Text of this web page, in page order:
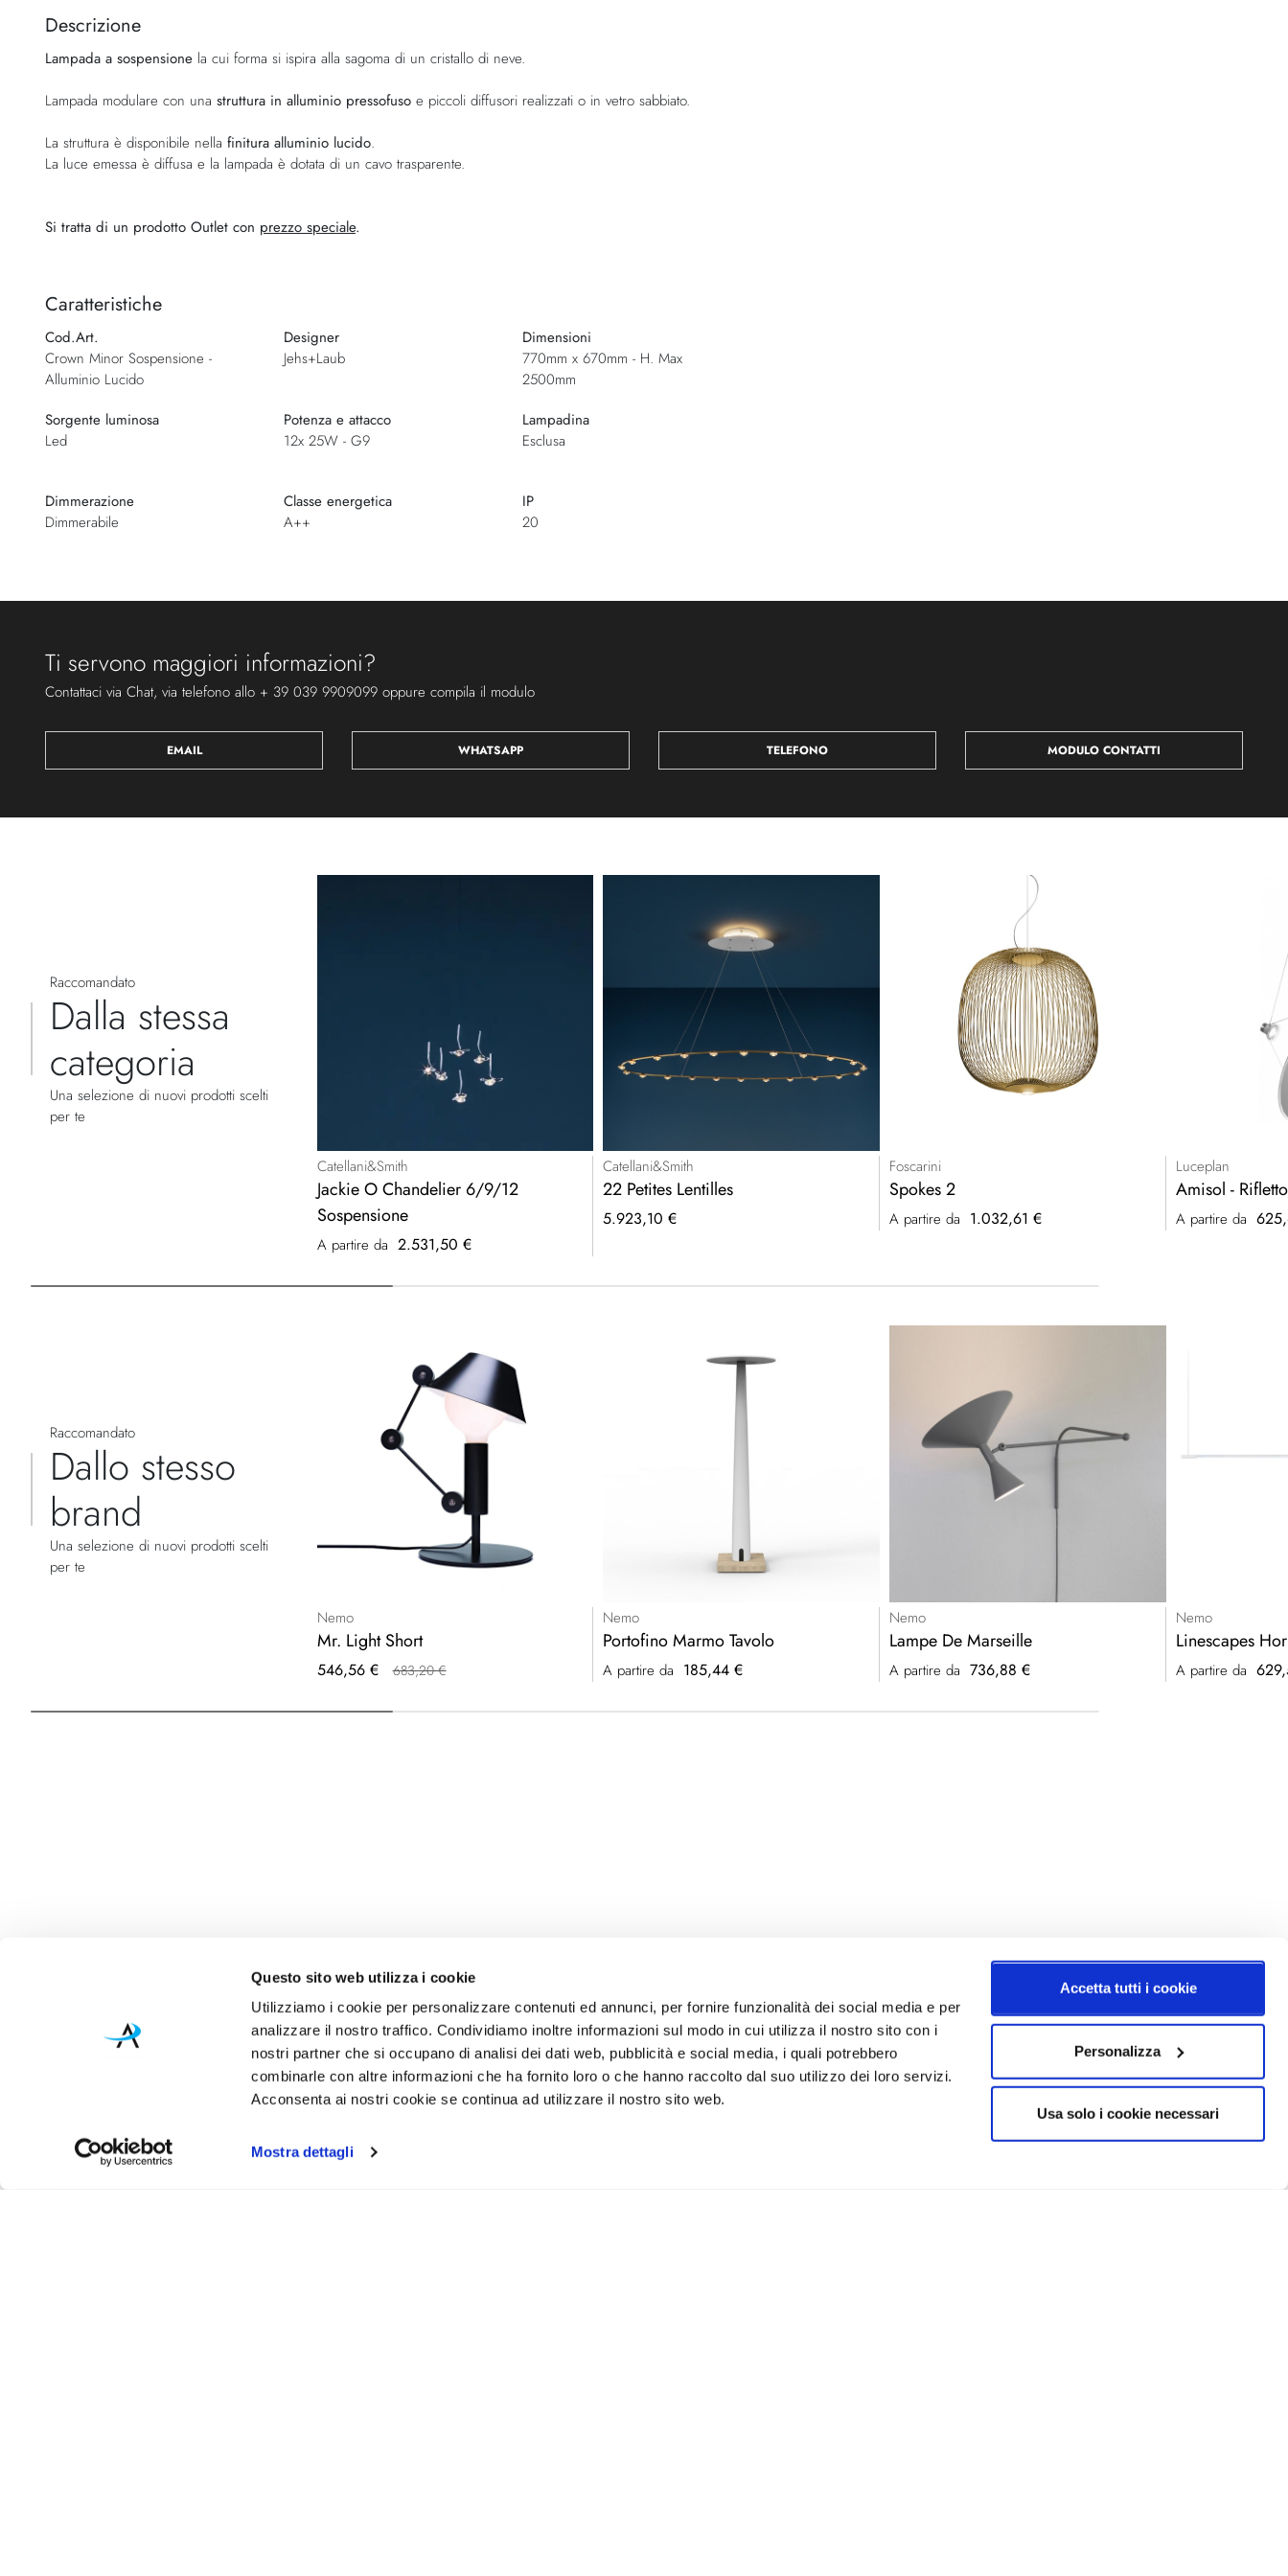
Questo sito web utilizza i cookie
Utilizziamo i cookie per personalizzare contenuti ed annunci, per fornire funzionalità dei social media e per
analizzare il nostro traffico. Condividiamo inoltre informazioni sul modo in cui utilizza il nostro sito con i
nostri partner che si occupano di analisi dei dati web, pubblicità e social media, i quali potrebbero
combinarle con altre informazioni che ha fornito loro o che hanno raccolto dal suo utilizzo dei loro servizi.
Acconsenta ai nostri cookie se continua ad utilizzare il nostro sito web.
Mostra dettagli
Accetta tutti i cookie
Personalizza
Usa solo i cookie necessari
della
di
Descrizione
Lampada a sospensione la cui forma si ispira alla sagoma di un cristallo di neve.
Lampada modulare con una struttura in alluminio pressofuso e piccoli diffusori realizzati o in vetro sabbiato.
La struttura è disponibile nella finitura alluminio lucido.
La luce emessa è diffusa e la lampada è dotata di un cavo trasparente.
Si tratta di un prodotto Outlet con prezzo speciale.
Caratteristiche
Cod.Art.
Crown Minor Sospensione -
Alluminio Lucido
Designer
Jehs+Laub
Dimensioni
770mm x 670mm - H. Max
2500mm
Sorgente luminosa
Led
Potenza e attacco
12x 25W - G9
Lampadina
Esclusa
Dimmerazione
Dimmerabile
Classe energetica
A++
IP
20
Ti servono maggiori informazioni?
Contattaci via Chat, via telefono allo + 39 039 9909099 oppure compila il modulo
EMAIL WHATSAPP TELEFONO MODULO CONTATTI
Raccomandato
Dalla stessa
categoria
Una selezione di nuovi prodotti scelti
per te
Catellani&Smith
Jackie O Chandelier 6/9/12
Sospensione
A partire da 2.531,50 €
Catellani&Smith
22 Petites Lentilles
5.923,10 €
Foscarini
Spokes 2
A partire da 1.032,61 €
Luceplan
Amisol -
A partire da
Raccomandato
Dallo stesso
brand
Una selezione di nuovi prodotti scelti
per te
Nemo
Mr. Light Short
Prezzo
546,56 € 683,20 €
Nemo
Portofino Marmo Tavolo
A partire da 185,44 €
Nemo
Lampe De Marseille
A partire da 736,88 €
Nemo
Linescapes
A partire da